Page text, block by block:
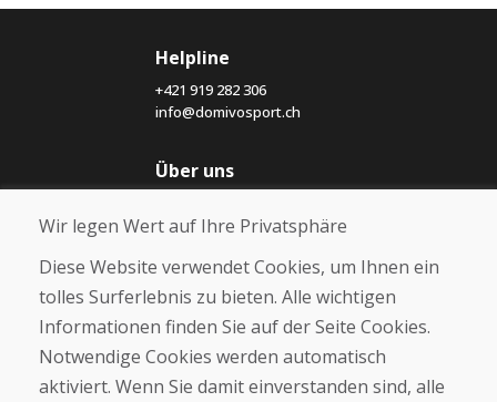
Helpline
+421 919 282 306
info@domivosport.ch
Über uns
Über uns
Kontakt
Kaufen
E-Shop
Geschäftsbedingungen
Wir legen Wert auf Ihre Privatsphäre
Diese Website verwendet Cookies, um Ihnen ein
tolles Surferlebnis zu bieten. Alle wichtigen
Informationen finden Sie auf der Seite Cookies.
Notwendige Cookies werden automatisch
aktiviert. Wenn Sie damit einverstanden sind, alle